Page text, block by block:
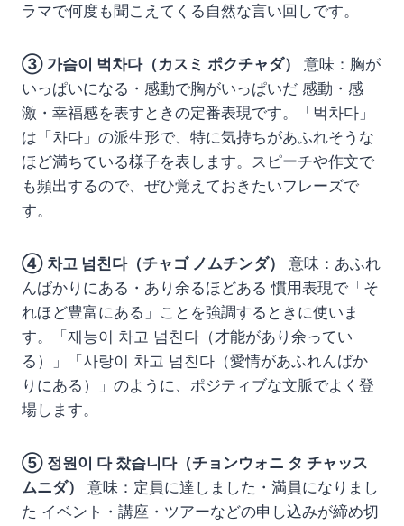
ラマで何度も聞こえてくる自然な言い回しです。
③ 가슴이 벅차다（カスミ ポクチャダ）
意味：胸が
いっぱいになる・感動で胸がいっぱいだ 感動・感
激・幸福感を表すときの定番表現です。「벅차다」
は「차다」の派生形で、特に気持ちがあふれそうな
ほど満ちている様子を表します。スピーチや作文で
も頻出するので、ぜひ覚えておきたいフレーズで
す。
④ 차고 넘친다（チャゴ ノムチンダ）
意味：あふれ
んばかりにある・あり余るほどある 慣用表現で「そ
れほど豊富にある」ことを強調するときに使いま
す。「재능이 차고 넘친다（才能があり余ってい
る）」「사랑이 차고 넘친다（愛情があふれんばか
りにある）」のように、ポジティブな文脈でよく登
場します。
⑤ 정원이 다 찼습니다（チョンウォニ タ チャッス
ムニダ）
意味：定員に達しました・満員になりまし
た イベント・講座・ツアーなどの申し込みが締め切